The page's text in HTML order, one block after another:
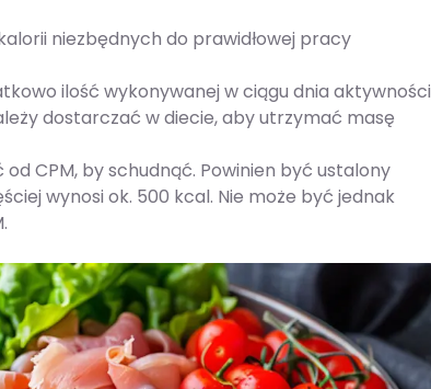
niezbędnych do prawidłowej pracy
ilość wykonywanej w ciągu dnia aktywności
dostarczać w diecie, aby utrzymać masę
CPM, by schudnąć. Powinien być ustalony
wynosi ok. 500 kcal. Nie może być jednak